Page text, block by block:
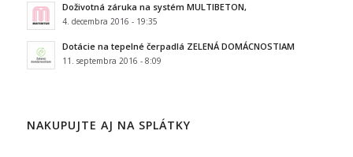
Doživotná záruka na systém MULTIBETON,
4. decembra 2016 - 19:35
Dotácie na tepelné čerpadlá ZELENÁ DOMÁCNOSTIAM
11. septembra 2016 - 8:09
NAKUPUJTE AJ NA SPLÁTKY